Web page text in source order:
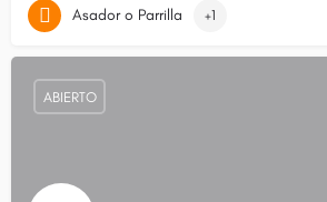
Asador o Parrilla +1
ABIERTO